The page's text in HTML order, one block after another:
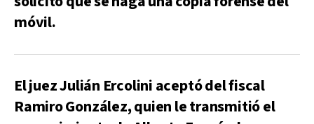
móvil.
El juez Julián Ercolini aceptó del fiscal
Ramiro González, quien le transmitió el